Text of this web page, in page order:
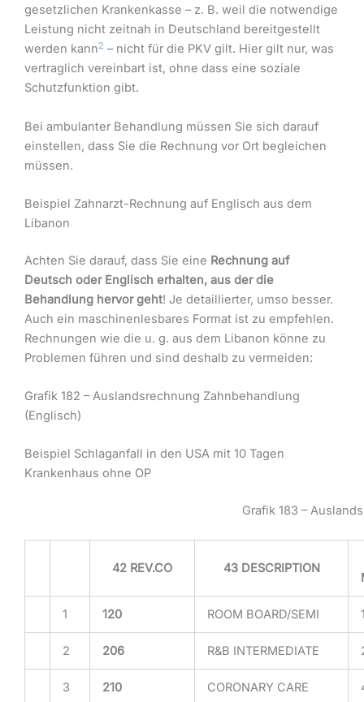
gesetzlichen Krankenkasse – z. B. weil die notwendige
Leistung nicht zeitnah in Deutschland bereitgestellt
werden kann2 – nicht für die PKV gilt. Hier gilt nur, was
vertraglich vereinbart ist, ohne dass eine soziale
Schutzfunktion gibt.
Bei ambulanter Behandlung müssen Sie sich darauf
einstellen, dass Sie die Rechnung vor Ort begleichen
müssen.
Beispiel Zahnarzt-Rechnung auf Englisch aus dem
Libanon
Achten Sie darauf, dass Sie eine Rechnung auf
Deutsch oder Englisch erhalten, aus der die
Behandlung hervor geht! Je detaillierter, umso besser.
Auch ein maschinenlesbares Format ist zu empfehlen.
Rechnungen wie die u. g. aus dem Libanon könne zu
Problemen führen und sind deshalb zu vermeiden:
Grafik 182 – Auslandsrechnung Zahnbehandlung
(Englisch)
Beispiel Schlaganfall in den USA mit 10 Tagen
Krankenhaus ohne OP
Grafik 183 –
42 REV.CO 43 DESCRIPTION
1 120 ROOM BOARD/SEMI
2 206 R&B INTERMEDIATE
3 210 CORONARY CARE